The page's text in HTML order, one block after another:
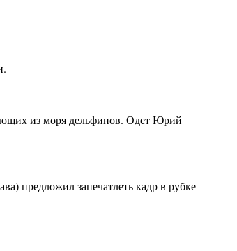
из моря дельфинов. Одет Юрий
предложил запечатлеть кадр в рубке